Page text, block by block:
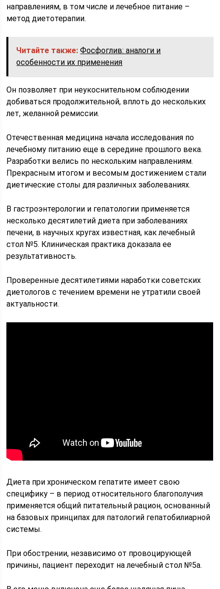
направлениям, в том числе и лечебное питание –
метод диетотерапии.
Читайте также: Фосфоглив: аналоги и
особенности их применения
Он позволяет при неукоснительном соблюдении
добиваться продолжительной, вплоть до нескольких
лет, желанной ремиссии.
Отечественная медицина начала исследования по
лечебному питанию еще в середине прошлого века.
Разработки велись по нескольким направлениям.
Прекрасным итогом и весомым достижением стали
диетические столы для различных заболеваниях.
В гастроэнтерологии и гепатологии применяется
несколько десятилетий диета при заболеваниях
печени, в научных кругах известная, как лечебный
стол №5. Клиническая практика доказала ее
результативность.
Проверенные десятилетиями наработки советских
диетологов с течением времени не утратили своей
актуальности.
Диета при хроническом гепатите имеет свою
специфику – в период относительного благополучия
применяется общий питательный рацион, основанный
на базовых принципах для патологий гепатобилиарной
системы.
При обострении, независимо от провоцирующей
причины, пациент переходит на лечебный стол №5а.